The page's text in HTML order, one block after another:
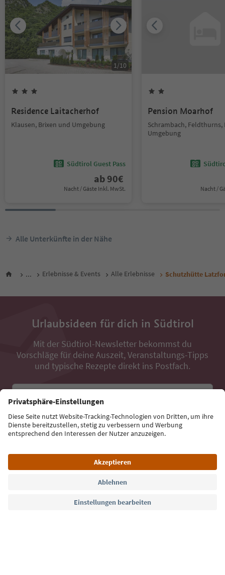
1/10
Residence Laitacherhof
Klausen, Brixen und Umgebung
Südtirol Guest Pass
ab 90€
Nacht / Gäste Inkl. MwSt.
Pension Moarhof
Schrambach, Feldthurns,
Umgebung
Nacht /
Alle Unterkünfte in der Nähe
... Erlebnisse & Events Alle Erlebnisse Schutzhütte
Urlaubsideen für dich in Südtirol
Mit der Südtirol-Newsletter bekommst du
Vorschläge für deine Auszeit, Veranstaltungs-Tipps
und typische Rezepte direkt ins Postfach.
Jetzt anmelden